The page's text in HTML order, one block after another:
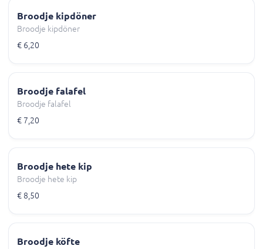
Broodje kipdöner
Broodje kipdöner
€ 6,20
Broodje falafel
Broodje falafel
€ 7,20
Broodje hete kip
Broodje hete kip
€ 8,50
Broodje köfte